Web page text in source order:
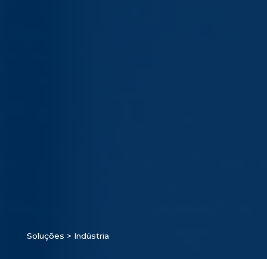
Soluções > Indústria